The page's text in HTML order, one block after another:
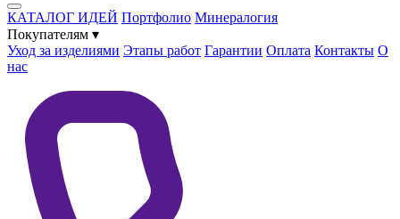
КАТАЛОГ ИДЕЙ Портфолио Минералогия
Покупателям ▾
Уход за изделиями Этапы работ Гарантии Оплата Контакты О
нас